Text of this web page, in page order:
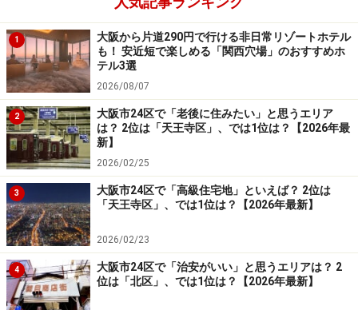
通天閣は高さ100メートルの展望タワーで、屋上には愛
らしいビリケンさんがいることで知られています。足の
裏を指でくすぐってやると喜んで願いごとをかなえてく
れる、という不思議な神さまですが、絶大な御利益があ
るようで、大勢のお客さんがくすぐるので、足の裏がご
っそりと凹んでいます。ビリケンさんに願掛けしたあと
は、通天閣界隈の新世界を周遊して、串カツ屋などを巡
るのも良いでしょう。もちろんソースは二度付け禁止！
です。
※記事内容は執筆時点のものです。最新の内容をご確認くださ
い。
1
大阪から片道290円で行ける非日常リゾートホテル
も！ 安近短で楽しめる「関西穴場」のおすすめホ
テル3選
2026/08/07
2
大阪市24区で「老後に住みたい」と思うエリア
は？ 2位は「天王寺区」、では1位は？【2026年最
新】
2026/02/25
3
大阪市24区で「高級住宅地」といえば？ 2位は
「天王寺区」、では1位は？【2026年最新】
2026/02/23
4
大阪市24区で「治安がいい」と思うエリアは？ 2
位は「北区」、では1位は？【2026年最新】